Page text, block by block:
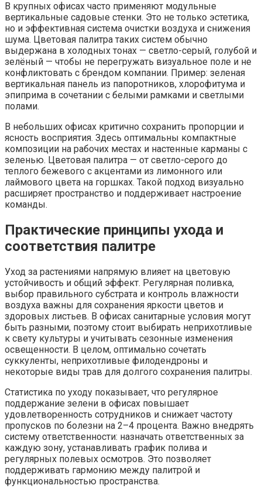
В крупных офисах часто применяют модульные
вертикальные садовые стенки. Это не только эстетика,
но и эффективная система очистки воздуха и снижения
шума. Цветовая палитра таких систем обычно
выдержана в холодных тонах — светло-серый, голубой и
зелёный — чтобы не перегружать визуальное поле и не
конфликтовать с брендом компании. Пример: зеленая
вертикальная панель из папоротников, хлорофитума и
эпиприма в сочетании с белыми рамками и светлыми
полами.
В небольших офисах критично сохранить пропорции и
ясность восприятия. Здесь оптимальны компактные
композиции на рабочих местах и настенные карманы с
зеленью. Цветовая палитра — от светло-серого до
теплого бежевого с акцентами из лимонного или
лаймового цвета на горшках. Такой подход визуально
расширяет пространство и поддерживает настроение
команды.
Практические принципы ухода и
соответствия палитре
Уход за растениями напрямую влияет на цветовую
устойчивость и общий эффект. Регулярная поливка,
выбор правильного субстрата и контроль влажности
воздуха важны для сохранения яркости цветов и
здоровых листьев. В офисах санитарные условия могут
быть разными, поэтому стоит выбирать неприхотливые
к свету культуры и учитывать сезонные изменения
освещенности. В целом, оптимально сочетать
суккуленты, неприхотливые филодендроны и
некоторые виды трав для долгого сохранения палитры.
Статистика по уходу показывает, что регулярное
поддержание зелени в офисах повышает
удовлетворенность сотрудников и снижает частоту
пропусков по болезни на 2–4 процента. Важно внедрять
систему ответственности: назначать ответственных за
каждую зону, устанавливать график полива и
регулярных полевых осмотров. Это позволяет
поддерживать гармонию между палитрой и
функциональностью пространства.